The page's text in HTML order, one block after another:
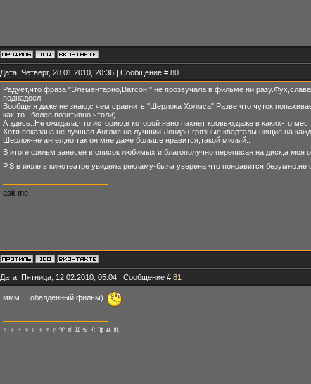
Дата: Четверг, 28.01.2010, 20:36 | Сообщение # 80
Радует,что фраза "Элементарно,Ватсон!" не прозвучала в фильме ни
поднадоел...
Вообще я даже не знаю,с чем сравнить "Шерлока Холмса".Разве что чуток
как-то...более позитивно чтоли)
А здесь..Не ожидала,что историю,в которой явно пахнет кровью,даже в каких-то
Хотя показана не лучшая Англия,не лучший Лондон-грязные кварталы,нищие на
Шерлок-не ангел,но так он мне даже больше нравится,такой милый..
В итоге:фильм занесен в список любимых и благополучно переписан на диск,а моя
P.S.в июле в кинотеатре увидела рекламу-была уверена что понравится безумно.не
ask me
Дата: Пятница, 12.02.2010, 05:04 | Сообщение # 81
ммм.....обалденный фильм)
♀ ♁ ♂ ♃ ♄ ♅ ♆ ♇ ♈ ♉ ♊ ♋ ♌ ♍ ♎ ♏